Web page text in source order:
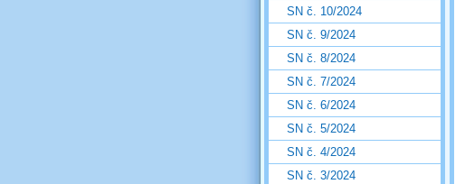
SN č. 10/2024
SN č. 9/2024
SN č. 8/2024
SN č. 7/2024
SN č. 6/2024
SN č. 5/2024
SN č. 4/2024
SN č. 3/2024